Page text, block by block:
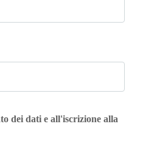
dei dati e all'iscrizione alla